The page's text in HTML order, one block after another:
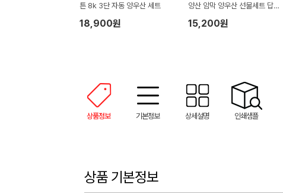
튼 8k 3단 자동 양우산 세트
18,900원
양산 암막 양우산 선물세트 답례
품+무한타올세트 푸들이 40수 1
50g 수건세트
15,200원
상품정보 기본정보 상세설명 인쇄샘플
상품 기본정보